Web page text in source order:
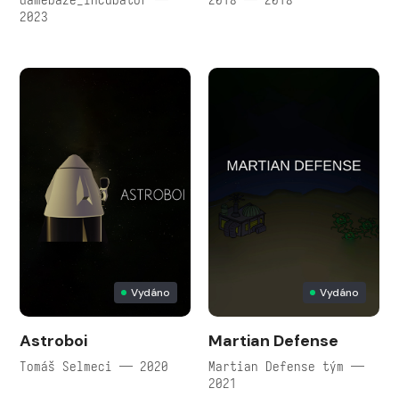
2023
Vydáno
Astroboi
Tomáš Selmeci — 2020
Vydáno
Martian Defense
Martian Defense tým —
2021